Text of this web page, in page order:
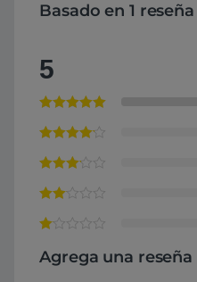
Basado en 1 reseña
5
Agrega una reseña